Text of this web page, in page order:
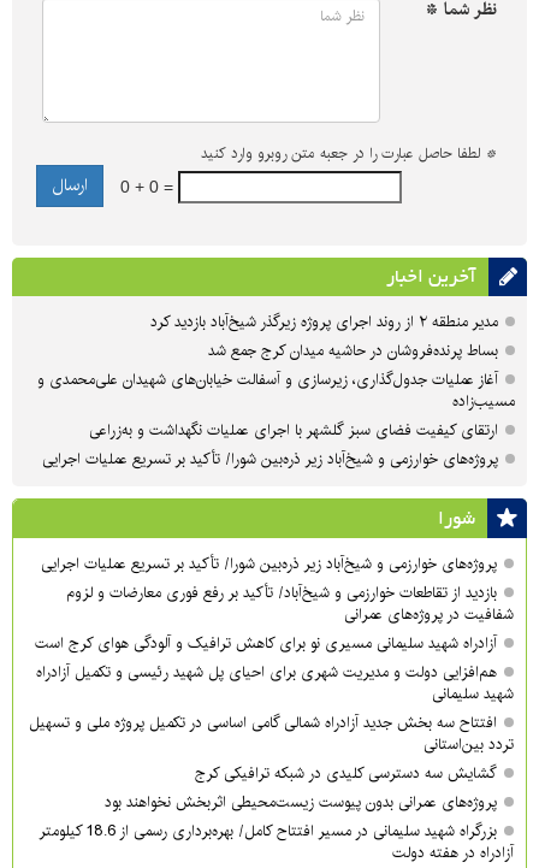
نظر شما *
* لطفا حاصل عبارت را در جعبه متن روبرو وارد کنید
0 + 0 =
آخرین اخبار
مدیر منطقه ۲ از روند اجرای پروژه زیرگذر شیخ‌آباد بازدید کرد
بساط پرنده‌فروشان در حاشیه میدان کرج جمع شد
آغاز عملیات جدول‌گذاری، زیرسازی و آسفالت خیابان‌های شهیدان علی‌محمدی و
مسیب‌زاده
ارتقای کیفیت فضای سبز گلشهر با اجرای عملیات نگهداشت و به‌زراعی
پروژه‌های خوارزمی و شیخ‌آباد زیر ذره‌بین شورا/ تأکید بر تسریع عملیات اجرایی
شورا
پروژه‌های خوارزمی و شیخ‌آباد زیر ذره‌بین شورا/ تأکید بر تسریع عملیات اجرایی
بازدید از تقاطعات خوارزمی و شیخ‌آباد/ تأکید بر رفع فوری معارضات و لزوم
شفافیت در پروژه‌های عمرانی
آزادراه شهید سلیمانی مسیری نو برای کاهش ترافیک و آلودگی هوای کرج است
هم‌افزایی دولت و مدیریت شهری برای احیای پل شهید رئیسی و تکمیل آزادراه
شهید سلیمانی
افتتاح سه بخش جدید آزادراه شمالی گامی اساسی در تکمیل پروژه ملی و تسهیل
تردد بین‌استانی
گشایش سه دسترسی کلیدی در شبکه ترافیکی کرج
پروژه‌های عمرانی بدون پیوست زیست‌محیطی اثربخش نخواهند بود
بزرگراه شهید سلیمانی در مسیر افتتاح کامل/ بهره‌برداری رسمی از 18.6 کیلومتر
آزادراه در هفته دولت